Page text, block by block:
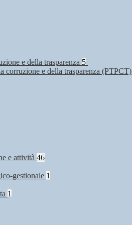
e della trasparenza 5
corruzione e della trasparenza (PTPCT)
e attività 46
gestionale 1
1